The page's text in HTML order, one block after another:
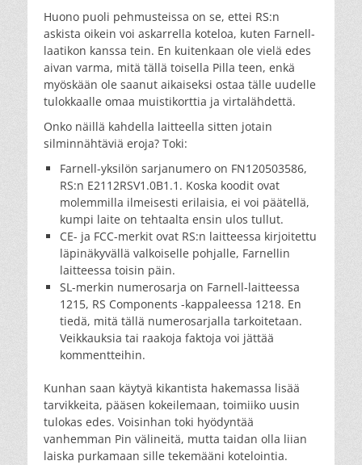
Huono puoli pehmusteissa on se, ettei RS:n
askista oikein voi askarrella koteloa, kuten Farnell-
laatikon kanssa tein. En kuitenkaan ole vielä edes
aivan varma, mitä tällä toisella Pilla teen, enkä
myöskään ole saanut aikaiseksi ostaa tälle uudelle
tulokkaalle omaa muistikorttia ja virtalähdettä.
Onko näillä kahdella laitteella sitten jotain
silminnähtäviä eroja? Toki:
Farnell-yksilön sarjanumero on FN120503586,
RS:n E2112RSV1.0B1.1. Koska koodit ovat
molemmilla ilmeisesti erilaisia, ei voi päätellä,
kumpi laite on tehtaalta ensin ulos tullut.
CE- ja FCC-merkit ovat RS:n laitteessa kirjoitettu
läpinäkyvällä valkoiselle pohjalle, Farnellin
laitteessa toisin päin.
SL-merkin numerosarja on Farnell-laitteessa
1215, RS Components -kappaleessa 1218. En
tiedä, mitä tällä numerosarjalla tarkoitetaan.
Veikkauksia tai raakoja faktoja voi jättää
kommentteihin.
Kunhan saan käytyä kikantista hakemassa lisää
tarvikkeita, pääsen kokeilemaan, toimiiko uusin
tulokas edes. Voisinhan toki hyödyntää
vanhemman Pin välineitä, mutta taidan olla liian
laiska purkamaan sille tekemääni kotelointia.